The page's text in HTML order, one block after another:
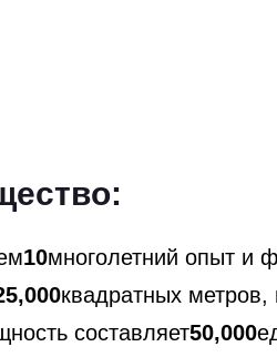
10многолетний опыт и
квадратных
составляет50,000